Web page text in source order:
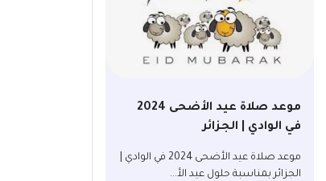
موعد صلاة عيد الأضحى 2024
في الوادي | الجزائر
موعد صلاة عيد الأضحى 2024 في الوادي |
الجزائر بمناسبة حلول عيد الأ...